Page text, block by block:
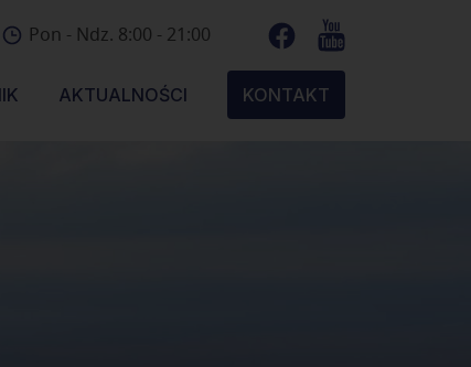
Pon - Ndz. 8:00 - 21:00
AKTUALNOŚCI KONTAKT